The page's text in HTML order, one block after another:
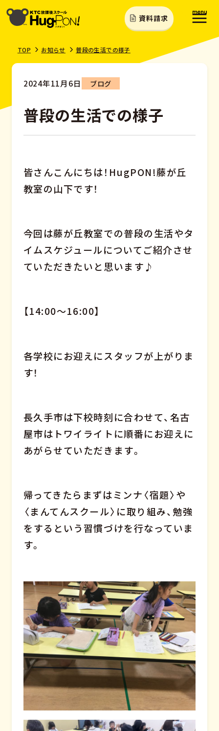
資料請求
TOP お知らせ 普段の生活での様子
2024年11月6日 ブログ
普段の生活での様子
皆さんこんにちは！HugPON!藤が丘
教室の山下です！
今回は藤が丘教室での普段の生活やタ
イムスケジュールについてご紹介させ
ていただきたいと思います♪
【14:00～16:00】
各学校にお迎えにスタッフが上がりま
す！
長久手市は下校時刻に合わせて、名古
屋市はトワイライトに順番にお迎えに
あがらせていただきます。
帰ってきたらまずはミンナ〈宿題〉や
〈まんてんスクール〉に取り組み、勉強
をするという習慣づけを行なっていま
す。